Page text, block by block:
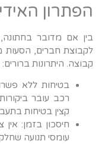
הפתרון
בין אם מדובר
לקבוצת חברים, הסעות
קבוצה. היתרונות ברורים:
בטיחות ללא
רכב עובר
קצין בטיחות
חיסכון בזמן:
עומסי תנועה